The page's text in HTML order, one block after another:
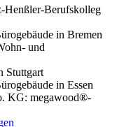
Henßler-Berufskolleg
in Bremen
und
Stuttgart
in Essen
KG: megawood®-